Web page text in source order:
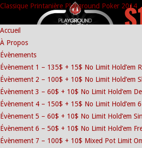
Classique Printanière Playground Poker 2014
Accueil
À Propos
Évènements
Évènement 1 – 135$ + 15$ No Limit Hold’em
Évènement 2 – 100$ + 10$ No Limit Hold’em
Évènement 3 – 60$ + 10$ No Limit Hold’em
Évènement 4 – 150$ + 15$ No Limit Hold’em
Évènement 5 – 60$ + 10$ No Limit Hold’em
Évènement 6 – 50$ + 10$ No Limit Hold’em
Évènement 7 – 100$ + 10$ Mixed Pot Limit